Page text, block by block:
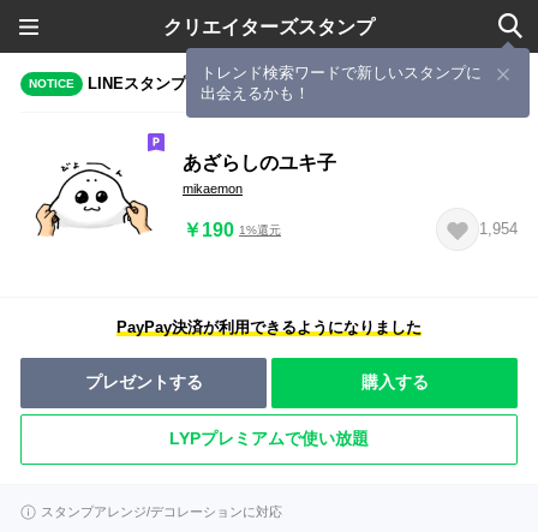
クリエイターズスタンプ
トレンド検索ワードで新しいスタンプに
出会えるかも！
NOTICE LINEスタンプメーカーで作成されたスタンプ
あざらしのユキ子
mikaemon
￥190 1%還元 1,954
PayPay決済が利用できるようになりました
プレゼントする 購入する
LYPプレミアムで使い放題
スタンプアレンジ/デコレーションに対応